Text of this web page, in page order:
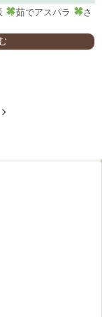
茹でアスパラ
さ